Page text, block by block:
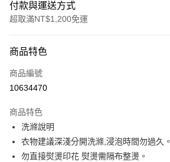
付款與運送方式
超取滿NT$1,200免運
信用卡一次付款
超商取貨付款
街口支付
悠遊付
商品特色
商品編號
10634470
商品特色
洗滌說明
衣物建議深淺分開洗滌,浸泡時間勿過久。
勿直接熨燙印花 熨燙需隔布整燙。